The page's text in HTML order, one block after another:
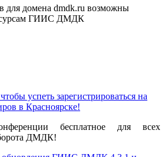
для домена dmdk.ru возможны
ГИИС ДМДК
успеть зарегистрироваться на
в Красноярске!
бесплатное для всех
ДМДК!